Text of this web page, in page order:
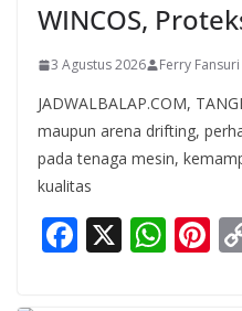
WINCOS,
3 Agustus 2026 Ferry Fansuri
JADWALBALAP.COM,
maupun arena drifting,
pada tenaga mesin,
kualitas
F X W Pi